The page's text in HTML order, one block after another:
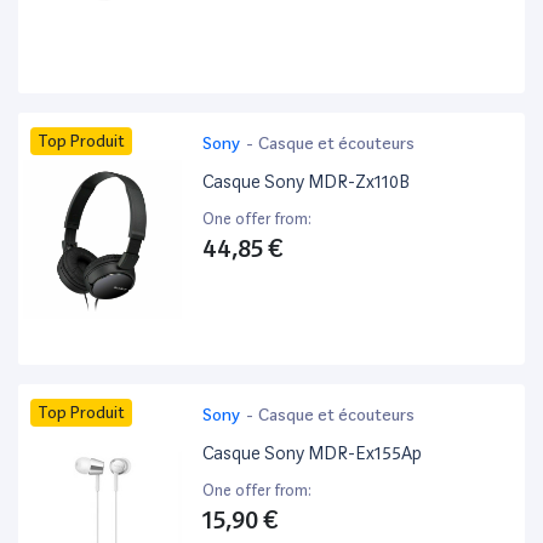
Top Produit Sony - Casque et écouteurs
Casque Sony MDR-Zx110B
One offer from:
44,85 €
Top Produit Sony - Casque et écouteurs
Casque Sony MDR-Ex155Ap
One offer from:
15,90 €